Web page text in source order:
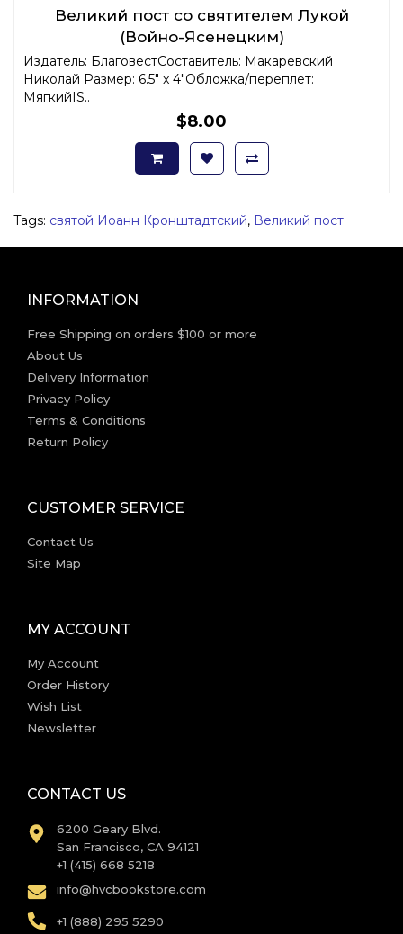
Великий пост со святителем Лукой
(Войно-Ясенецким)
Издатель: БлаговестСоставитель: Макаревский
Николай Размер: 6.5" x 4"Обложка/переплет:
МягкийIS..
$8.00
Tags: святой Иоанн Кронштадтский, Великий пост
INFORMATION
Free Shipping on orders $100 or more
About Us
Delivery Information
Privacy Policy
Terms & Conditions
Return Policy
CUSTOMER SERVICE
Contact Us
Site Map
MY ACCOUNT
My Account
Order History
Wish List
Newsletter
CONTACT US
6200 Geary Blvd.
San Francisco, CA 94121
+1 (415) 668 5218
info@hvcbookstore.com
+1 (888) 295 5290